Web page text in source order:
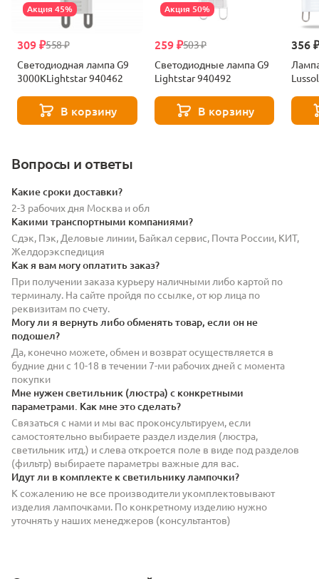
Акция 45%
558 ₽
309 ₽
Светодиодная лампа G9
3000KLightstar 940462
В корзину
Акция 50%
503 ₽
259 ₽
Светодиодные лампа G9
Lightstar 940492
В корзину
356
Вопросы и ответы
Какие сроки доставки?
2-3 рабочих дня Москва и обл
Какими транспортными компаниями?
Сдэк, Пэк, Деловые линии, Байкал сервис, Почта России, КИТ,
Желдорэкспедиция
Как я вам могу оплатить заказ?
При получении заказа курьеру наличными либо картой по
терминалу. На сайте пройдя по ссылке, от юр лица по
реквизитам по счету.
Могу ли я вернуть либо обменять товар, если он не
подошел?
Да, конечно можете, обмен и возврат осуществляется в
будние дни с 10-18 в течении 7-ми рабочих дней с момента
покупки
Мне нужен светильник (люстра) с конкретными
параметрами. Как мне это сделать?
Связаться с нами и мы вас проконсультируем, если
самостоятельно выбираете раздел изделия (люстра,
светильник итд.) и слева откроется поле в виде под разделов
(фильтр) выбираете параметры важные для вас.
Идут ли в комплекте к светильнику лампочки?
К сожалению не все производители укомплектовывают
изделия лампочками. По конкретному изделию нужно
уточнять у наших менеджеров (консультантов)